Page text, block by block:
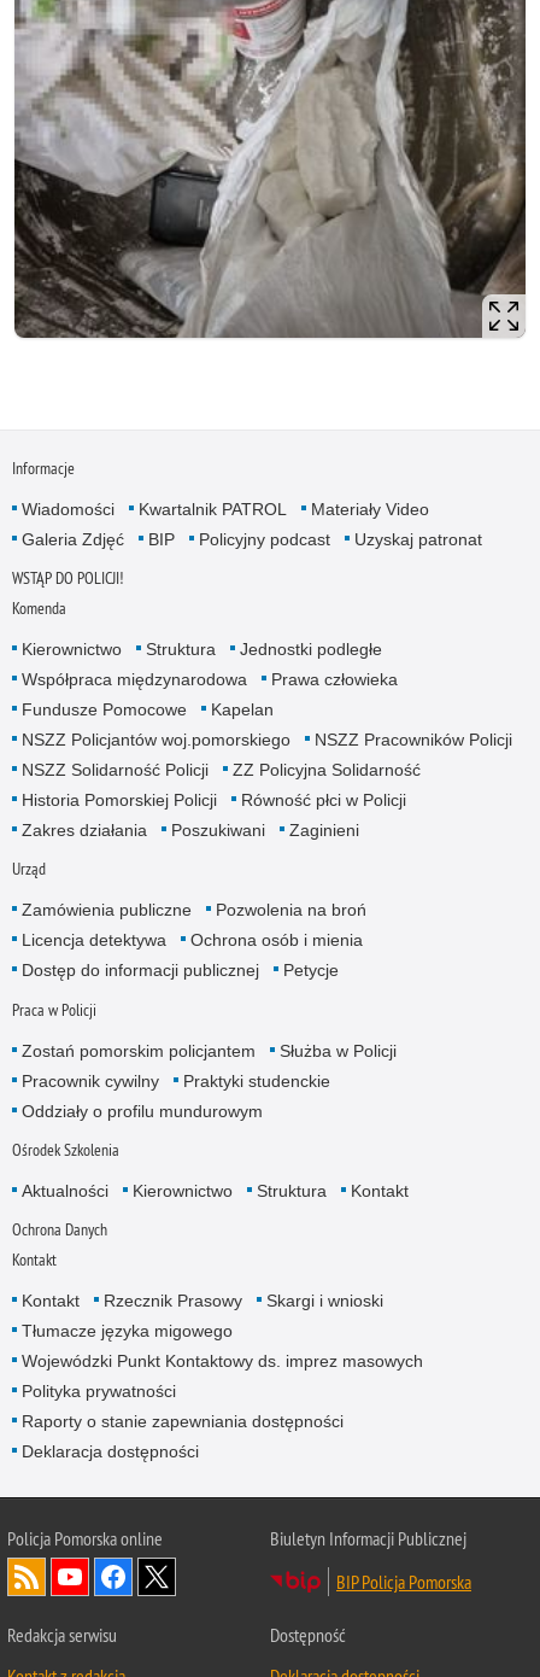
Informacje
Wiadomości Kwartalnik PATROL
Materiały Video
Galeria Zdjęć
BIP Policyjny podcast Uzyskaj patronat
WSTĄP DO POLICJI!
Komenda
Kierownictwo Struktura
Jednostki podległe
Współpraca międzynarodowa
Prawa człowieka
Fundusze Pomocowe
Kapelan
NSZZ Policjantów woj.pomorskiego
NSZZ Pracowników Policji
NSZZ Solidarność Policji
ZZ Policyjna Solidarność
Historia Pomorskiej Policji
Równość płci w Policji
Zakres działania
Poszukiwani Zaginieni
Urząd
Zamówienia publiczne
Pozwolenia na broń
Licencja detektywa
Ochrona osób i mienia
Dostęp do informacji publicznej
Petycje
Praca w Policji
Zostań pomorskim policjantem
Służba w Policji
Pracownik cywilny
Praktyki studenckie
Oddziały o profilu mundurowym
Ośrodek Szkolenia
Aktualności Kierownictwo Struktura Kontakt
Ochrona Danych
Kontakt
Kontakt Rzecznik Prasowy
Skargi i wnioski
Tłumacze języka migowego
Wojewódzki Punkt Kontaktowy ds. imprez masowych
Polityka prywatności
Raporty o stanie zapewniania dostępności
Deklaracja dostępności
Policja Pomorska online
Biuletyn Informacji Publicznej
BIP Policja Pomorska
Redakcja serwisu
Dostępność